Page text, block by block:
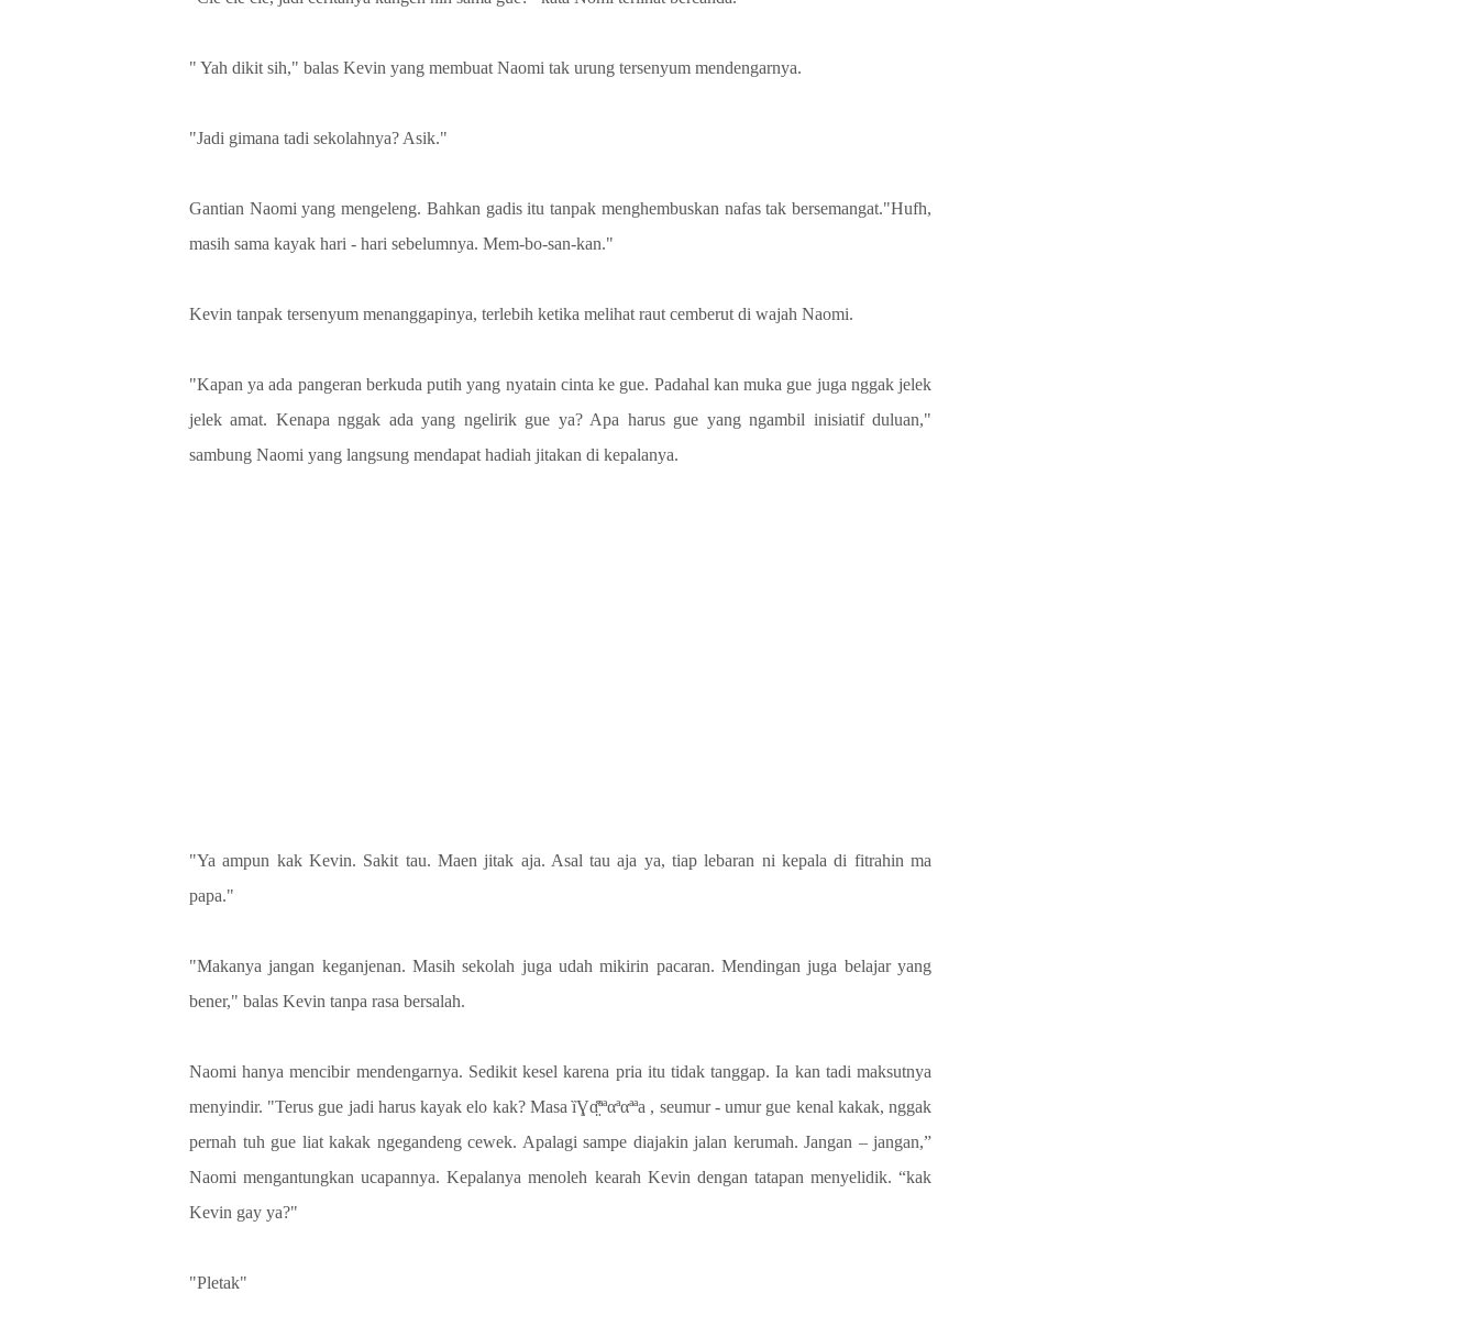
" Yah dikit sih," balas Kevin yang membuat Naomi tak urung tersenyum mendengarnya.
"Jadi gimana tadi sekolahnya? Asik."
Gantian Naomi yang mengeleng. Bahkan gadis itu tanpak menghembuskan nafas tak bersemangat."Hufh,
masih sama kayak hari - hari sebelumnya. Mem-bo-san-kan."
Kevin tanpak tersenyum menanggapinya, terlebih ketika melihat raut cemberut di wajah Naomi.
"Kapan ya ada pangeran berkuda putih yang nyatain cinta ke gue. Padahal kan muka gue juga nggak jelek
jelek amat. Kenapa nggak ada yang ngelirik gue ya? Apa harus gue yang ngambil inisiatif duluan,"
sambung Naomi yang langsung mendapat hadiah jitakan di kepalanya.
"Ya ampun kak Kevin. Sakit tau. Maen jitak aja. Asal tau aja ya, tiap lebaran ni kepala di fitrahin ma
papa."
"Makanya jangan keganjenan. Masih sekolah juga udah mikirin pacaran. Mendingan juga belajar yang
bener," balas Kevin tanpa rasa bersalah.
Naomi hanya mencibir mendengarnya. Sedikit kesel karena pria itu tidak tanggap. Ia kan tadi maksutnya
menyindir. "Terus gue jadi harus kayak elo kak? Masa ȉƔɑ̤̈̊ªªαªαªªa , seumur - umur gue kenal kakak, nggak
pernah tuh gue liat kakak ngegandeng cewek. Apalagi sampe diajakin jalan kerumah. Jangan – jangan,”
Naomi mengantungkan ucapannya. Kepalanya menoleh kearah Kevin dengan tatapan menyelidik. “kak
Kevin gay ya?"
"Pletak"